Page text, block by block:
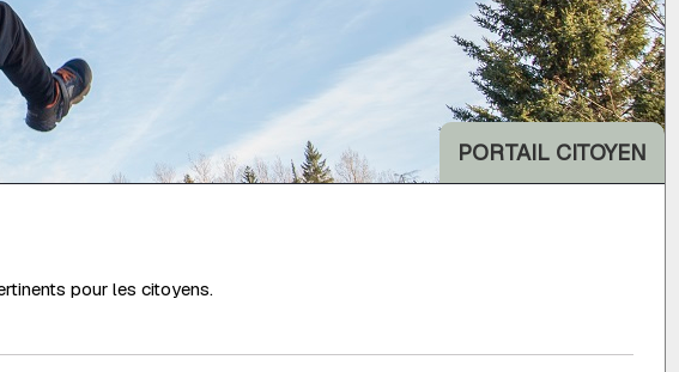
PORTAIL CITOYEN
pour les citoyens.